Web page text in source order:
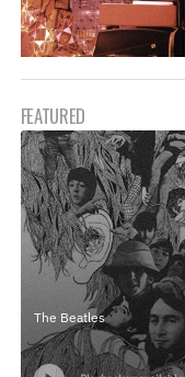
FEATURED